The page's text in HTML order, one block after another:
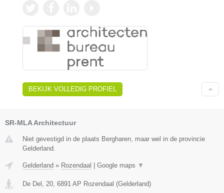
BEKIJK VOLLEDIG PROFIEL
SR-MLA Architectuur
Niet gevestigd in de plaats Bergharen, maar wel in de provincie
Gelderland.
Gelderland » Rozendaal Google maps ▼
De Del, 20, 6891 AP Rozendaal (Gelderland)